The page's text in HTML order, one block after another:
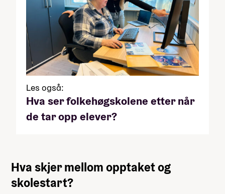
Les også:
Hva ser folkehøgskolene etter når
de tar opp elever?
Hva skjer mellom opptaket og
skolestart?